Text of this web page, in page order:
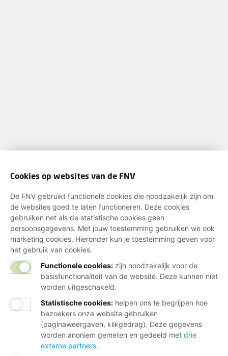
Cookies op websites van de FNV
De FNV gebruikt functionele cookies die noodzakelijk zijn om
de websites goed te laten functioneren. Deze cookies
gebruiken net als de statistische cookies geen
persoonsgegevens. Met jouw toestemming gebruiken we ook
marketing cookies. Hieronder kun je toestemming geven voor
het gebruik van cookies.
Functionele cookies: zijn noodzakelijk voor de
basisfunctionaliteit van de website. Deze kunnen niet
worden uitgeschakeld.
Statistische cookies: helpen ons te begrijpen hoe
bezoekers onze website gebruiken
(paginaweergaven, klikgedrag). Deze gegevens
worden anoniem gemeten en gedeeld met drie
externe partners.